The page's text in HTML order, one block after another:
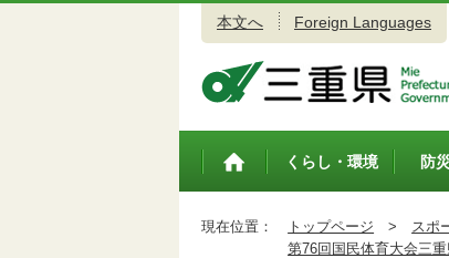
本文へ Foreign Languages
トップペ
くらし・環境 防
現在位置： トップページ > スポ
第76回国民体育大会三